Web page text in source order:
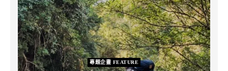
專題企畫 FEATURE